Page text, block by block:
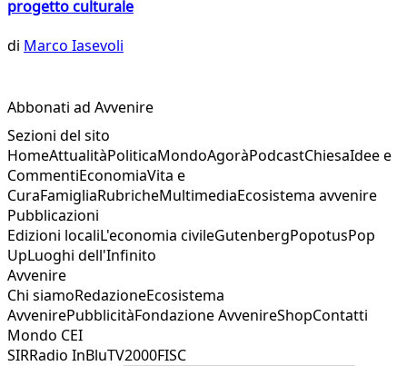
progetto culturale
di Marco Iasevoli
Abbonati ad Avvenire
Sezioni del sito
HomeAttualitàPoliticaMondoAgoràPodcastChiesaIdee e
CommentiEconomiaVita e
CuraFamigliaRubricheMultimediaEcosistema avvenire
Pubblicazioni
Edizioni localiL'economia civileGutenbergPopotusPop
UpLuoghi dell'Infinito
Avvenire
Chi siamoRedazioneEcosistema
AvvenirePubblicitàFondazione AvvenireShopContatti
Mondo CEI
SIRRadio InBluTV2000FISC